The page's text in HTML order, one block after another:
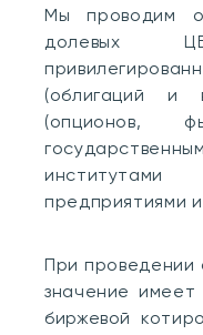
Мы проводим
долевых
(облигаций и
(опционов,
предприятиями
При
значение
биржевой